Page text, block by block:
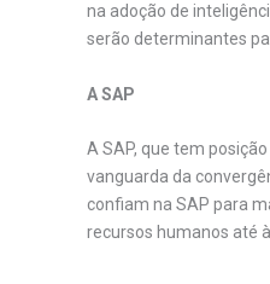
na adoção de
serão determinantes
A SAP
A SAP, que tem
vanguarda da
confiam na SAP para
recursos humanos até